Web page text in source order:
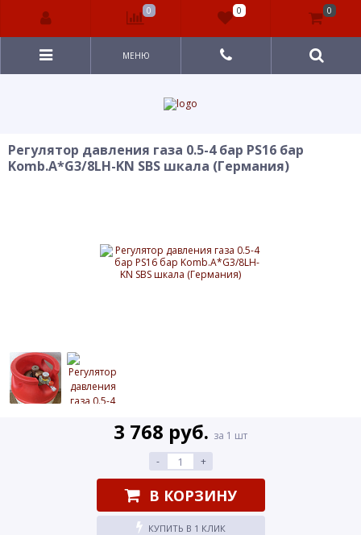
МЕНЮ
Регулятор давления газа 0.5-4 бар PS16 бар
Komb.A*G3/8LH-KN SBS шкала (Германия)
3 768 руб. за 1 шт
-
+
В КОРЗИНУ
КУПИТЬ В 1 КЛИК
0 0 0